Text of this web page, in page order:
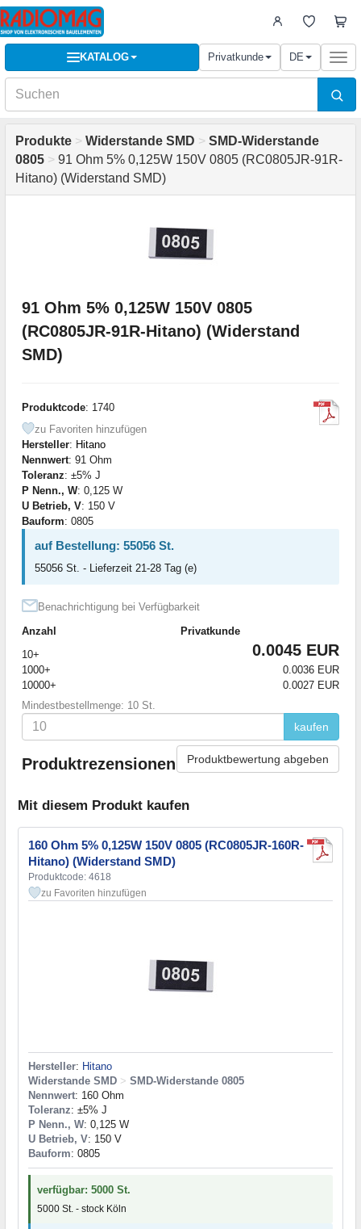
KATALOG Privatkunde DE
Produkte > Widerstande SMD > SMD-Widerstande
0805 > 91 Ohm 5% 0,125W 150V 0805 (RC0805JR-91R-
Hitano) (Widerstand SMD)
91 Ohm 5% 0,125W 150V 0805
(RC0805JR-91R-Hitano) (Widerstand
SMD)
Produktcode: 1740
zu Favoriten hinzufügen
Hersteller: Hitano
Nennwert: 91 Ohm
Toleranz: ±5% J
P Nenn., W: 0,125 W
U Betrieb, V: 150 V
Bauform: 0805
auf Bestellung: 55056 St.
55056 St. - Lieferzeit 21-28 Tag (e)
Benachrichtigung bei Verfügbarkeit
Anzahl
Privatkunde
10+
0.0045 EUR
1000+
0.0036 EUR
10000+
0.0027 EUR
Mindestbestellmenge: 10 St.
kaufen
Produktrezensionen Produktbewertung abgeben
Mit diesem Produkt kaufen
160 Ohm 5% 0,125W 150V 0805 (RC0805JR-160R-
Hitano) (Widerstand SMD)
Produktcode: 4618
zu Favoriten hinzufügen
Hersteller: Hitano
Widerstande SMD > SMD-Widerstande 0805
Nennwert: 160 Ohm
Toleranz: ±5% J
P Nenn., W: 0,125 W
U Betrieb, V: 150 V
Bauform: 0805
verfügbar: 5000 St.
5000 St. - stock Köln